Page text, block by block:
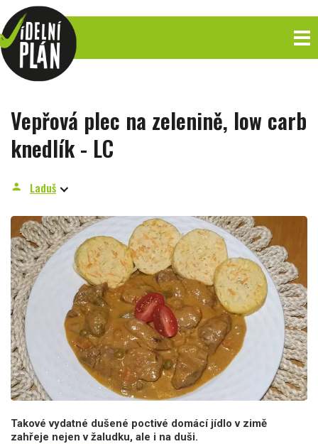
Vepřová plec na zelenině, low carb
knedlík - LC
person Laduš
Takové vydatné dušené poctivé domácí jídlo v zimě
zahřeje nejen v žaludku, ale i na duši.